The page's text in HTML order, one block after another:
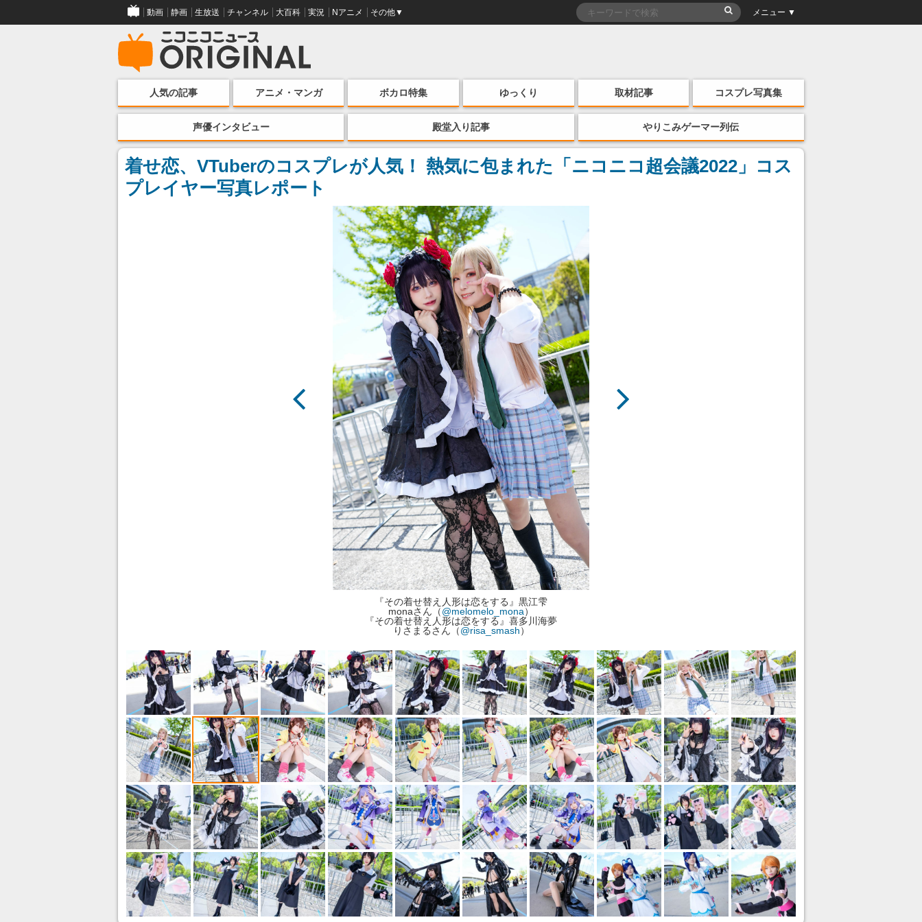
動画 静画 生放送 チャンネル 大百科 実況 Nアニメ その他▼ メニュー ▼
人気の記事 アニメ・マンガ ボカロ特集 ゆっくり 取材記事 コスプレ写真集
声優インタビュー 殿堂入り記事 やりこみゲーマー列伝
着せ恋、VTuberのコスプレが人気！ 熱気に包まれた「ニコニコ超会議2022」コス
プレイヤー写真レポート
12 / 40
『その着せ替え人形は恋をする』黒江雫
monaさん（@melomelo_mona）
『その着せ替え人形は恋をする』喜多川海夢
りさまるさん（@risa_smash）